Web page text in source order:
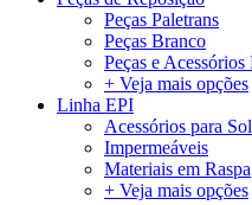
Peças Paletrans
Peças Branco
Peças e
+ Veja mais opções
Linha EPI
Acessórios para
Impermeáveis
Materiais em Raspa
+ Veja mais opções